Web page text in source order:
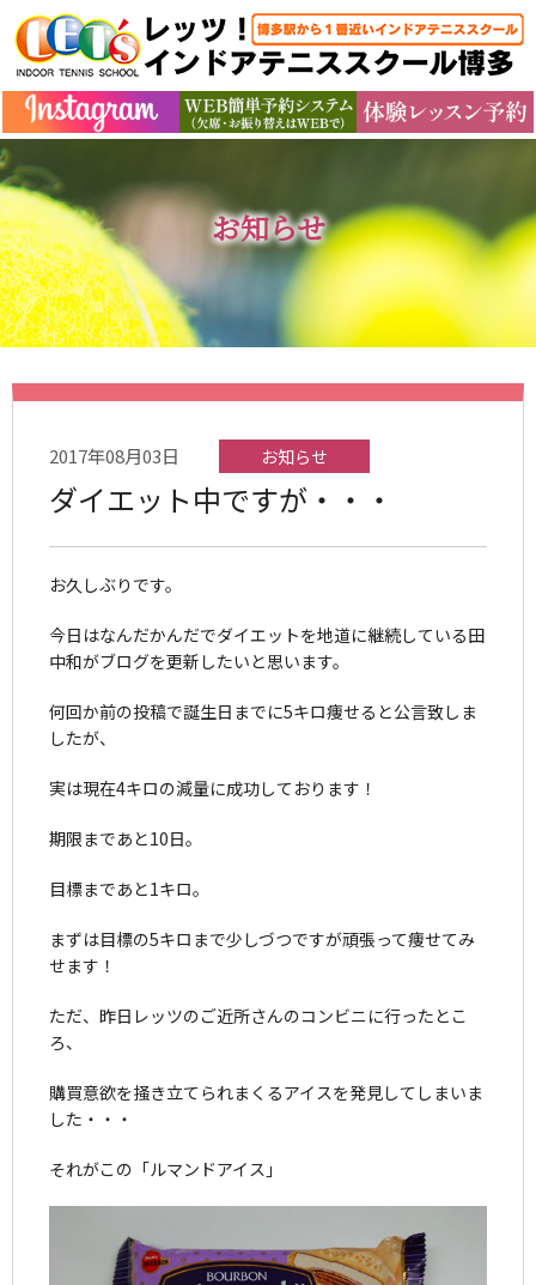
お知らせ
2017年08月03日 お知らせ
ダイエット中ですが・・・
お久しぶりです。
今日はなんだかんだでダイエットを地道に継続している田
中和がブログを更新したいと思います。
何回か前の投稿で誕生日までに5キロ痩せると公言致しま
したが、
実は現在4キロの減量に成功しております！
期限まであと10日。
目標まであと1キロ。
まずは目標の5キロまで少しづつですが頑張って痩せてみ
せます！
ただ、昨日レッツのご近所さんのコンビニに行ったとこ
ろ、
購買意欲を掻き立てられまくるアイスを発見してしまいま
した・・・
それがこの「ルマンドアイス」